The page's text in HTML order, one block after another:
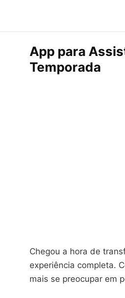
App para
Temporada
Chegou a hora de
experiência completa.
mais se preocupar em